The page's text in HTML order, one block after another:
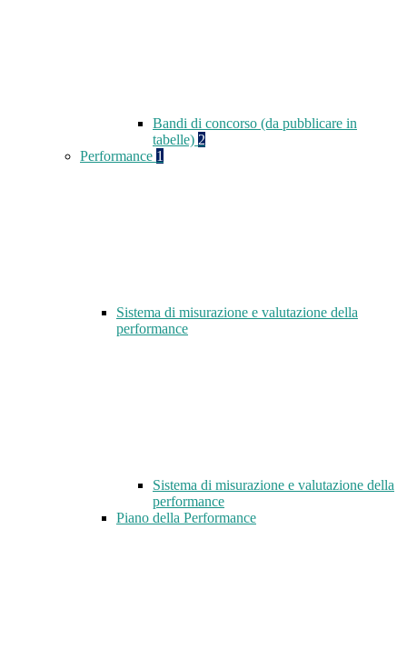
Bandi di concorso (da pubblicare in
tabelle) 2
Performance 1
Sistema di misurazione e valutazione della
performance
Sistema di misurazione e valutazione della
performance
Piano della Performance